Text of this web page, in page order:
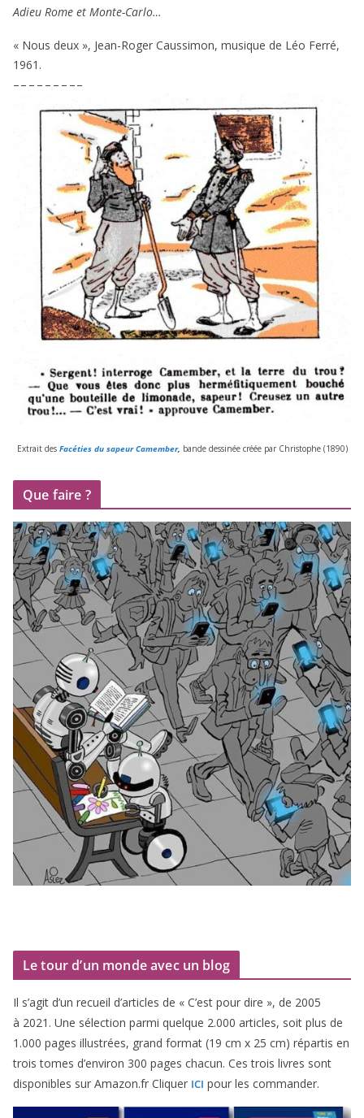
Adieu Rome et Monte-Carlo…
« Nous deux », Jean-Roger Caussimon, musique de Léo Ferré,
1961 .
– – – – – – – – –
Extrait desFacéties du sapeur Camember, bande des­si­née créée par Christophe (1890)
Que faire ?
Le tour d’un monde avec un blog
Il s’agit d’un recueil d’ar­ticles de « C’est pour dire », de 2005
à 2021 . Une sélec­tion par­mi quelque 2.000 articles, soit plus de
1 .000 pages illus­trées, grand for­mat (19 cm x 25 cm) répar­tis en
trois tomes d’environ 300 pages cha­cun. Ces trois livres sont
dis­po­nibles sur Amazon​.fr Cliquer ICI pour les commander.